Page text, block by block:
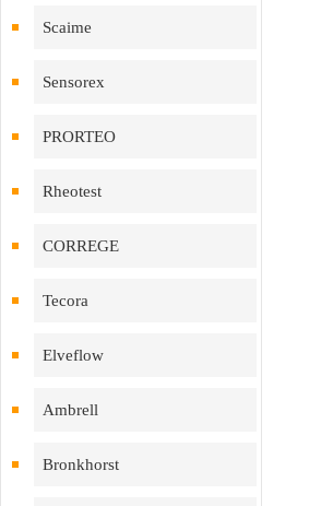
Scaime
Sensorex
PRORTEO
Rheotest
CORREGE
Tecora
Elveflow
Ambrell
Bronkhorst